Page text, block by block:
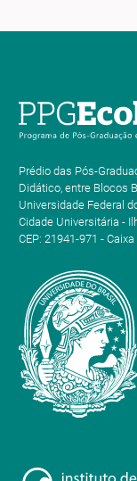
Prédio das Pós-
Didático, entre Blocos
Universidade Federal
Cidade Universitária -
CEP: 21941-971 -